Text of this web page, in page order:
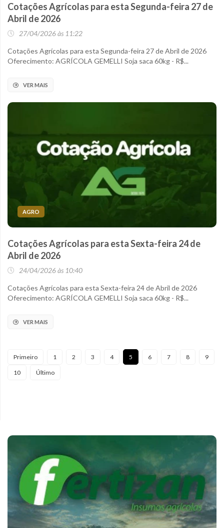
Cotações Agrícolas para esta Segunda-feira 27 de
Abril de 2026
27/04/2026 às 11:22
Cotações Agrícolas para esta Segunda-feira 27 de Abril de 2026
Oferecimento: AGRÍCOLA GEMELLI Soja saca 60kg - R$...
VER MAIS
AGRO
Cotações Agrícolas para esta Sexta-feira 24 de
Abril de 2026
24/04/2026 às 10:40
Cotações Agrícolas para esta Sexta-feira 24 de Abril de 2026
Oferecimento: AGRÍCOLA GEMELLI Soja saca 60kg - R$...
VER MAIS
Primeiro 1 2 3 4 5 6 7 8 9
10 Último